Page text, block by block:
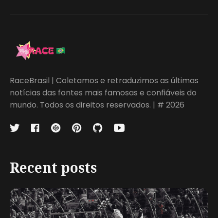
RaceBrasil | Coletamos e retraduzimos as últimas
notícias das fontes mais famosas e confiáveis do
mundo. Todos os direitos reservados. | # 2026
Recent posts